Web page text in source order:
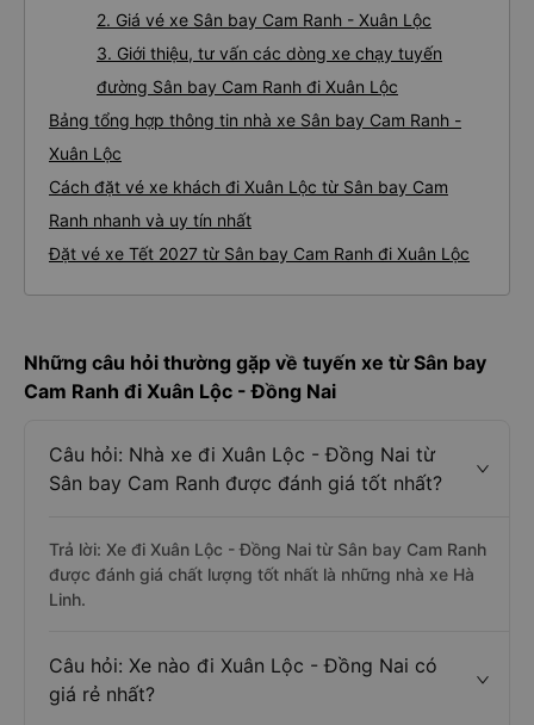
2. Giá vé xe Sân bay Cam Ranh - Xuân Lộc
3. Giới thiệu, tư vấn các dòng xe chạy tuyến
đường Sân bay Cam Ranh đi Xuân Lộc
Bảng tổng hợp thông tin nhà xe Sân bay Cam Ranh -
Xuân Lộc
Cách đặt vé xe khách đi Xuân Lộc từ Sân bay Cam
Ranh nhanh và uy tín nhất
Đặt vé xe Tết 2027 từ Sân bay Cam Ranh đi Xuân Lộc
Những câu hỏi thường gặp về tuyến xe từ Sân bay
Cam Ranh đi Xuân Lộc - Đồng Nai
Câu hỏi: Nhà xe đi Xuân Lộc - Đồng Nai từ
Sân bay Cam Ranh được đánh giá tốt nhất?
Trả lời: Xe đi Xuân Lộc - Đồng Nai từ Sân bay Cam Ranh
được đánh giá chất lượng tốt nhất là những nhà xe Hà
Linh.
Câu hỏi: Xe nào đi Xuân Lộc - Đồng Nai có
giá rẻ nhất?